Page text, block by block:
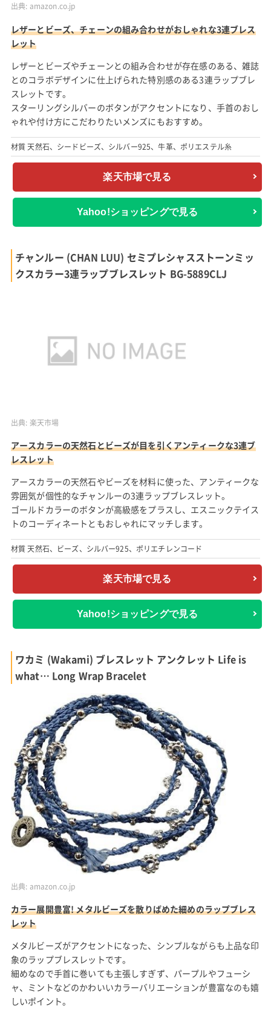
出典: amazon.co.jp
レザーとビーズ、チェーンの組み合わせがおしゃれな3連ブレス
レット
レザーとビーズやチェーンとの組み合わせが存在感のある、雑誌
とのコラボデザインに仕上げられた特別感のある3連ラップブレ
スレットです。
スターリングシルバーのボタンがアクセントになり、手首のおし
ゃれや付け方にこだわりたいメンズにもおすすめ。
材質 天然石、シードビーズ、シルバー925、牛革、ポリエステル糸
楽天市場で見る
Yahoo!ショッピングで見る
チャンルー (CHAN LUU) セミプレシャスストーンミッ
クスカラー3連ラップブレスレット BG-5889CLJ
出典: 楽天市場
アースカラーの天然石とビーズが目を引くアンティークな3連ブ
レスレット
アースカラーの天然石やビーズを材料に使った、アンティークな
雰囲気が個性的なチャンルーの3連ラップブレスレット。
ゴールドカラーのボタンが高級感をプラスし、エスニックテイス
トのコーディネートともおしゃれにマッチします。
材質 天然石、ビーズ、シルバー925、ポリエチレンコード
楽天市場で見る
Yahoo!ショッピングで見る
ワカミ (Wakami) ブレスレット アンクレット Life is
what… Long Wrap Bracelet
出典: amazon.co.jp
カラー展開豊富! メタルビーズを散りばめた細めのラップブレス
レット
メタルビーズがアクセントになった、シンプルながらも上品な印
象のラップブレスレットです。
細めなので手首に巻いても主張しすぎず、パープルやフューシ
ャ、ミントなどのかわいいカラーバリエーションが豊富なのも嬉
しいポイント。